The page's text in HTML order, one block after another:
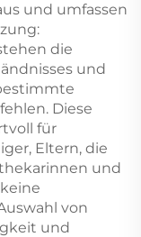
und umfassen
die
und
Diese
für
Eltern, die
und
von
und